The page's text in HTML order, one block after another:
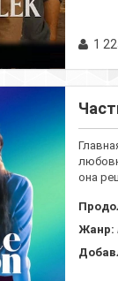
1
она
Жанр: